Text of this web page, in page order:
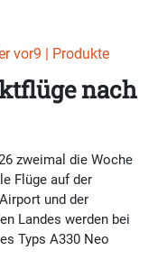
vor9 | Produkte
nach
zweimal die Woche
Flüge auf der
und der
Landes werden bei
Typs A330 Neo